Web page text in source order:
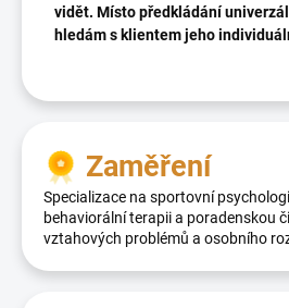
vidět. Místo předkládání
hledám s klientem jeho
Zaměření
Specializace na sportovní
behaviorální terapii a poradenskou
vztahových problémů a osobního